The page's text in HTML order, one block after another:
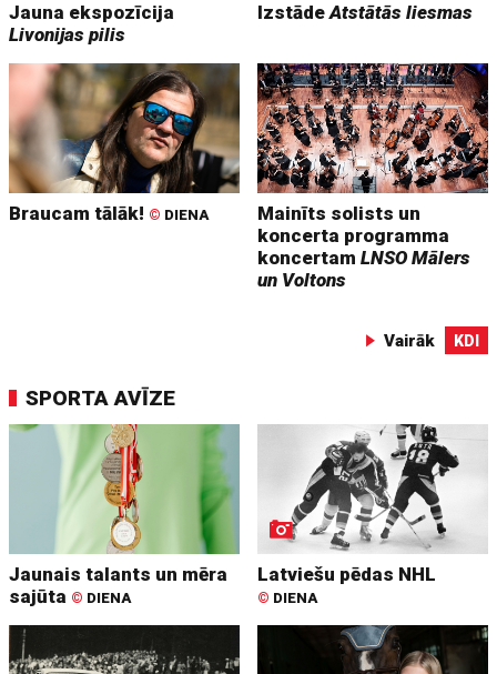
Jauna ekspozīcija
Livonijas pilis
IzstādeAtstātās liesmas
Braucam tālāk! © DIENA
Mainīts solists un
koncerta programma
koncertamLNSO Mālers
un Voltons
Vairāk KDI
SPORTA AVĪZE
Jaunais talants un mēra
sajūta © DIENA
Latviešu pēdas NHL
© DIENA